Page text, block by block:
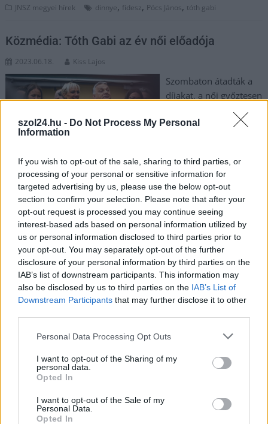
szol24.hu - Do Not Process My Personal
Information
If you wish to opt-out of the sale, sharing to third parties, or
processing of your personal or sensitive information for
targeted advertising by us, please use the below opt-out
section to confirm your selection. Please note that after your
opt-out request is processed you may continue seeing
interest-based ads based on personal information utilized by
us or personal information disclosed to third parties prior to
your opt-out. You may separately opt-out of the further
disclosure of your personal information by third parties on the
IAB’s list of downstream participants. This information may
also be disclosed by us to third parties on the IAB’s List of
Downstream Participants that may further disclose it to other
Please note that this website/app uses one or more Google
not limited to your visit or usage behaviour. You may click to
grant or deny consent to Google and its third-party tags to
use your data for below specified purposes in below Google
consent section.
Personal Data Processing Opt Outs
I want to opt-out of the Sharing of my
personal data.
Opted In
I want to opt-out of the Sale of my
Personal Data.
Opted In
JNSZ megyei hírek dinnye, fidesz, Pócs János, tóth gabi
Közmédia: Tóth Gabi az év női előadója
2023.06.18. Kiss Lajos
Szombaton átadták a
díjakat, a női győztesen
lepődhettünk meg,
kormányközeli
kötődését.
TOVÁBB OLVASOM
Magyarország díjazott,év előadója, fidesz,tóth gabi
Tóth Gabi visszaszólt: „Lehet, hogy hétfőre
kitalálják, hogy a tűzijáték is miattam volt”
2022.08.19. Nagy László
váltotta ki hétmilliós
most Instagramon
amelyről mi is írtunk a